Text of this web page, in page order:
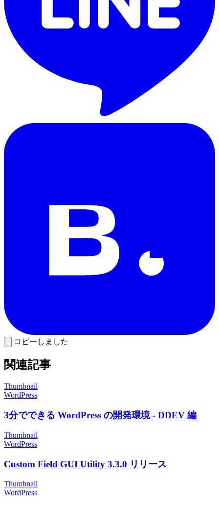
コピーしました
関連記事
Thumbnail
WordPress
3分でできる WordPress の開発環境 - DDEV 編
Thumbnail
WordPress
Custom Field GUI Utility 3.3.0 リリース
Thumbnail
WordPress